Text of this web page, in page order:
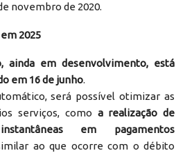
novembro de 2020.
2025
ainda em desenvolvimento, está
em 16 de junho.
será possível otimizar as
serviços, como a realização de
em pagamentos
ao que ocorre com o débito